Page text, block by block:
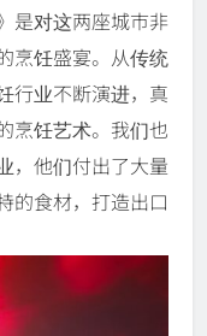
是对这两座城市非
烹饪盛宴。从传统
行业不断演进，真
烹饪艺术。我们也
，他们付出了大量
的食材，打造出口